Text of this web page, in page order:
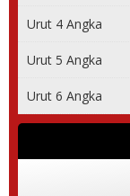
Urut 4 Angka
Urut 5 Angka
Urut 6 Angka